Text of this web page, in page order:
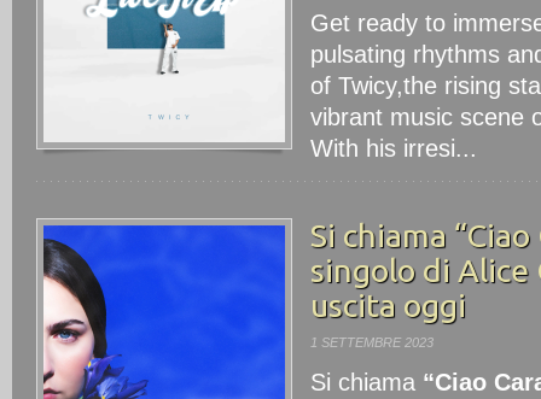
Get ready to
pulsating rhythms
of Twicy,the rising
vibrant music scene
With his irresi...
Si chiama
singolo di Alice
uscita oggi
1 SETTEMBRE 2023
Si chiama “Ciao